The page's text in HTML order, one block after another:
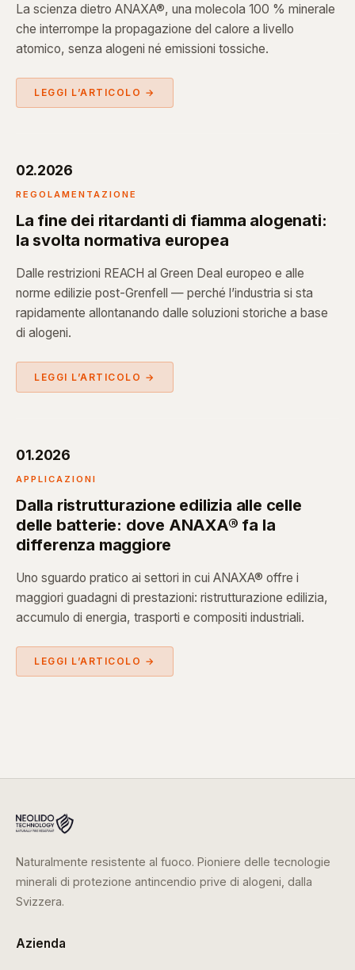
La scienza dietro ANAXA®, una molecola 100 % minerale
che interrompe la propagazione del calore a livello
atomico, senza alogeni né emissioni tossiche.
LEGGI L’ARTICOLO →
02.2026
REGOLAMENTAZIONE
La fine dei ritardanti di fiamma alogenati:
la svolta normativa europea
Dalle restrizioni REACH al Green Deal europeo e alle
norme edilizie post-Grenfell — perché l’industria si sta
rapidamente allontanando dalle soluzioni storiche a base
di alogeni.
LEGGI L’ARTICOLO →
01.2026
APPLICAZIONI
Dalla ristrutturazione edilizia alle celle
delle batterie: dove ANAXA® fa la
differenza maggiore
Uno sguardo pratico ai settori in cui ANAXA® offre i
maggiori guadagni di prestazioni: ristrutturazione edilizia,
accumulo di energia, trasporti e compositi industriali.
LEGGI L’ARTICOLO →
Naturalmente resistente al fuoco. Pioniere delle tecnologie
minerali di protezione antincendio prive di alogeni, dalla
Svizzera.
Azienda